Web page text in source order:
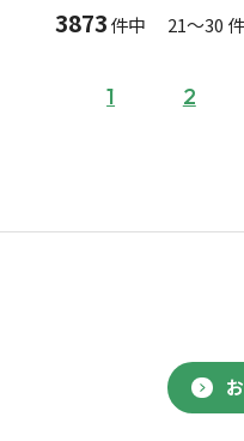
3873件中 21～30
1 2